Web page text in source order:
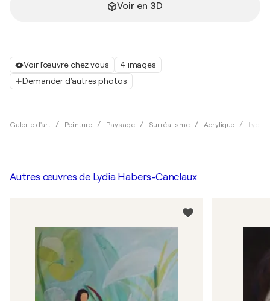
Voir l'œuvre chez vous
4 images
Demander d'autres photos
Galerie d'art Peinture Paysage Surréalisme Acrylique Lydia
Voir en 3D
Autres œuvres de Lydia Habers-Canclaux